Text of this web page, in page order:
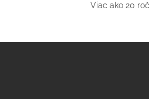
Viac ako 20